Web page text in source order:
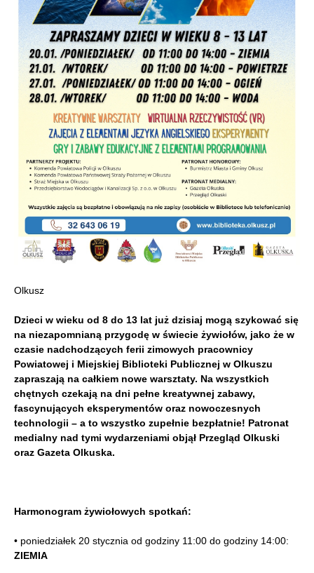
Olkusz
Dzieci w wieku od 8 do 13 lat już dzisiaj mogą szykować się
na niezapomnianą przygodę w świecie żywiołów, jako że w
czasie nadchodzących ferii zimowych pracownicy
Powiatowej i Miejskiej Biblioteki Publicznej w Olkuszu
zapraszają na całkiem nowe warsztaty. Na wszystkich
chętnych czekają na dni pełne kreatywnej zabawy,
fascynujących eksperymentów oraz nowoczesnych
technologii – a to wszystko zupełnie bezpłatnie! Patronat
medialny nad tymi wydarzeniami objął Przegląd Olkuski
oraz Gazeta Olkuska.
Harmonogram żywiołowych spotkań:
• poniedziałek 20 stycznia od godziny 11:00 do godziny 14:00:
ZIEMIA